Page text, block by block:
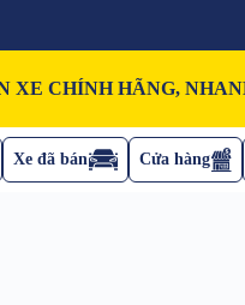
XE CHÍNH HÃNG,
Xe đã bán Cửa hàng